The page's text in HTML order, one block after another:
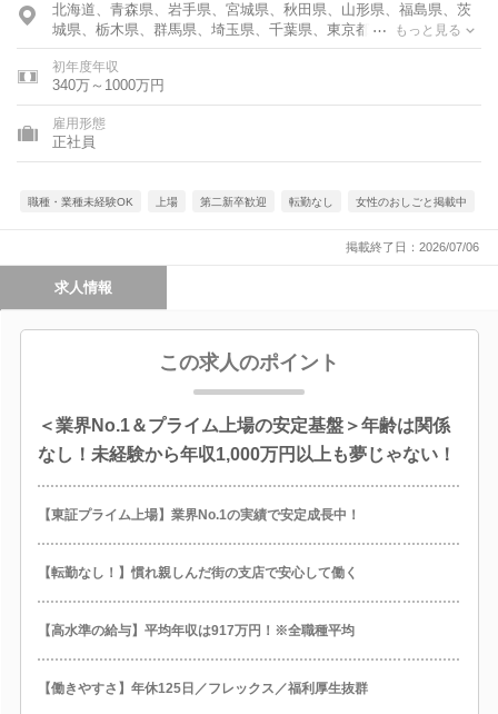
北海道、青森県、岩手県、宮城県、秋田県、山形県、福島県、茨
城県、栃木県、群馬県、埼玉県、千葉県、東京都、神奈川県、石
川県、福井県、新潟県、山梨県、長野県、岐阜県、静岡県、愛知
県、三重県、滋賀県、京都府、大阪府、兵庫県、奈良県、和歌山
県、島根県、岡山県、広島県、高知県、福岡県、長崎県、大分
県、沖縄県
もっと見る
初年度年収
340万～1000万円
雇用形態
正社員
職種・業種未経験OK 上場 第二新卒歓迎 転勤なし 女性のおしごと掲載中
掲載終了日：2026/07/06
求人情報
この求人のポイント
＜業界No.1＆プライム上場の安定基盤＞年齢は関係
なし！未経験から年収1,000万円以上も夢じゃない！
【東証プライム上場】業界No.1の実績で安定成長中！
【転勤なし！】慣れ親しんだ街の支店で安心して働く
【高水準の給与】平均年収は917万円！※全職種平均
【働きやすさ】年休125日／フレックス／福利厚生抜群